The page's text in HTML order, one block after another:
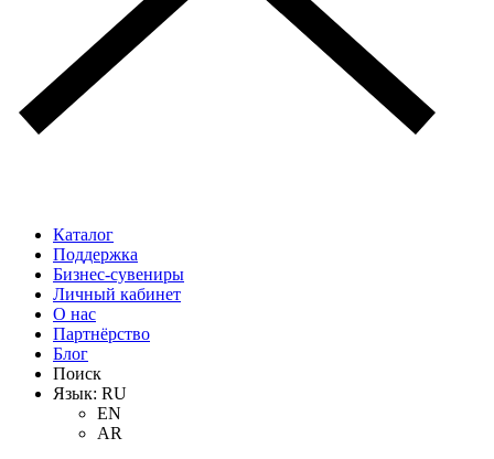
Каталог
Поддержка
Бизнес-сувениры
Личный кабинет
О нас
Партнёрство
Блог
Поиск
Язык: RU
EN
AR